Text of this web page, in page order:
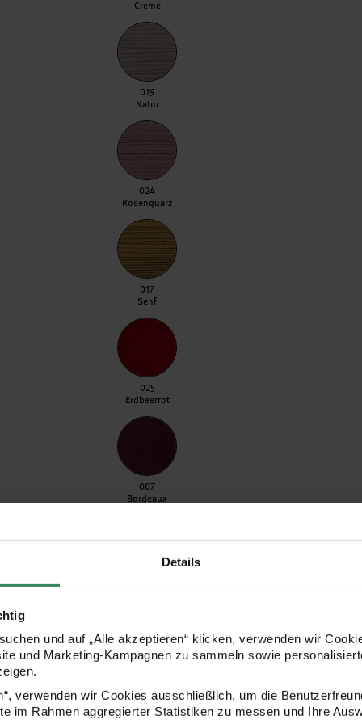
Details
und auf „Alle akzeptieren“ klicken, verwenden wir
und Marketing-Kampagnen zu sammeln sowie
verwenden wir Cookies ausschließlich, um die
im Rahmen aggregierter Statistiken zu messen und Ihre
Creme
019 Natur
019
Natur
024 Rosenquarz
024
Rosenquarz
017 Senf
017
Senf
025 Erdbeerrot
025
Erdbeerrot
007 Bordeaux
007
Bordeaux
026
Nachtblau